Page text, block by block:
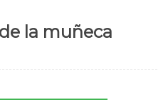
la muñeca